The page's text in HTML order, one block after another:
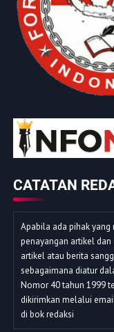
CATATAN
Apabila ada pihak
penayangan artikel
artikel atau berita
sebagaimana diatur
Nomor 40 tahun 1999
dikirimkan melalui
di bok redaksi